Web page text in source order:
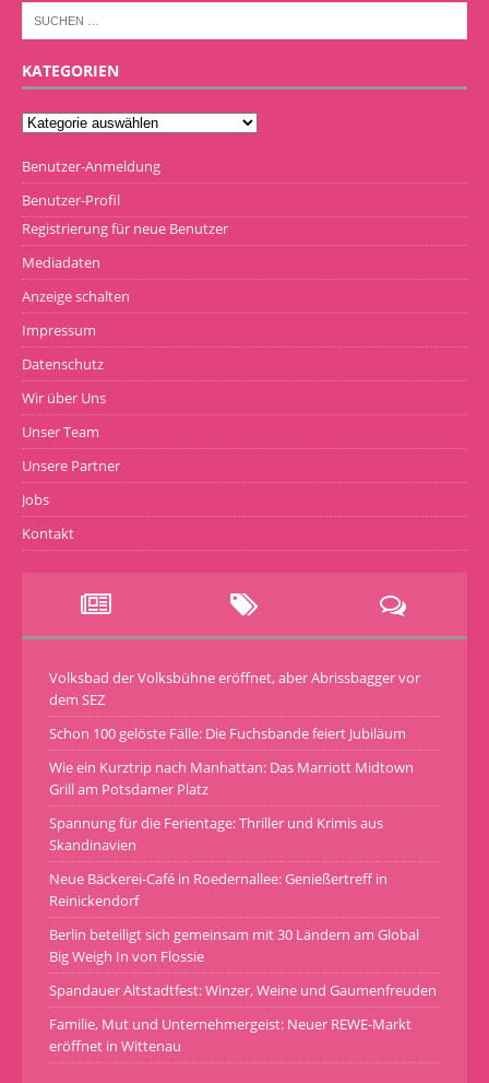
KATEGORIEN
Benutzer-Anmeldung
Benutzer-Profil
Registrierung für neue Benutzer
Mediadaten
Anzeige schalten
Impressum
Datenschutz
Wir über Uns
Unser Team
Unsere Partner
Jobs
Kontakt
Volksbad der Volksbühne eröffnet, aber Abrissbagger vor
dem SEZ
Schon 100 gelöste Fälle: Die Fuchsbande feiert Jubiläum
Wie ein Kurztrip nach Manhattan: Das Marriott Midtown
Grill am Potsdamer Platz
Spannung für die Ferientage: Thriller und Krimis aus
Skandinavien
Neue Bäckerei-Café in Roedernallee: Genießertreff in
Reinickendorf
Berlin beteiligt sich gemeinsam mit 30 Ländern am Global
Big Weigh In von Flossie
Spandauer Altstadtfest: Winzer, Weine und Gaumenfreuden
Familie, Mut und Unternehmergeist: Neuer REWE-Markt
eröffnet in Wittenau